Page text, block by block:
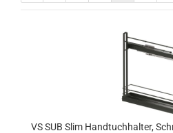
VS SUB Slim Handtuchhalter,